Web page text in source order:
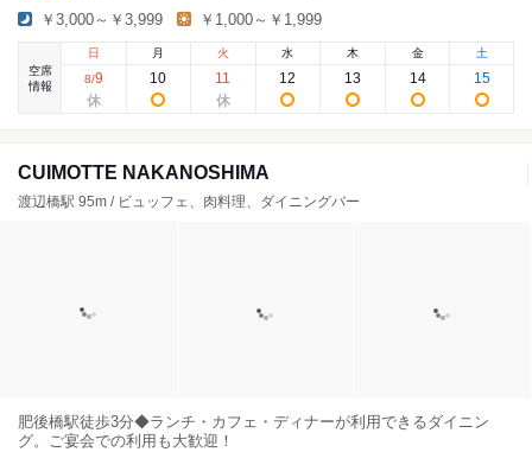
￥3,000～￥3,999 ￥1,000～￥1,999
空席
情報
日
8/9
月
10
火
11
水
12
木
13
金
14
土
15
CUIMOTTE NAKANOSHIMA
渡辺橋駅 95m / ビュッフェ、肉料理、ダイニングバー
肥後橋駅徒歩3分◆ランチ・カフェ・ディナーが利用できるダイニン
グ。ご宴会での利用も大歓迎！